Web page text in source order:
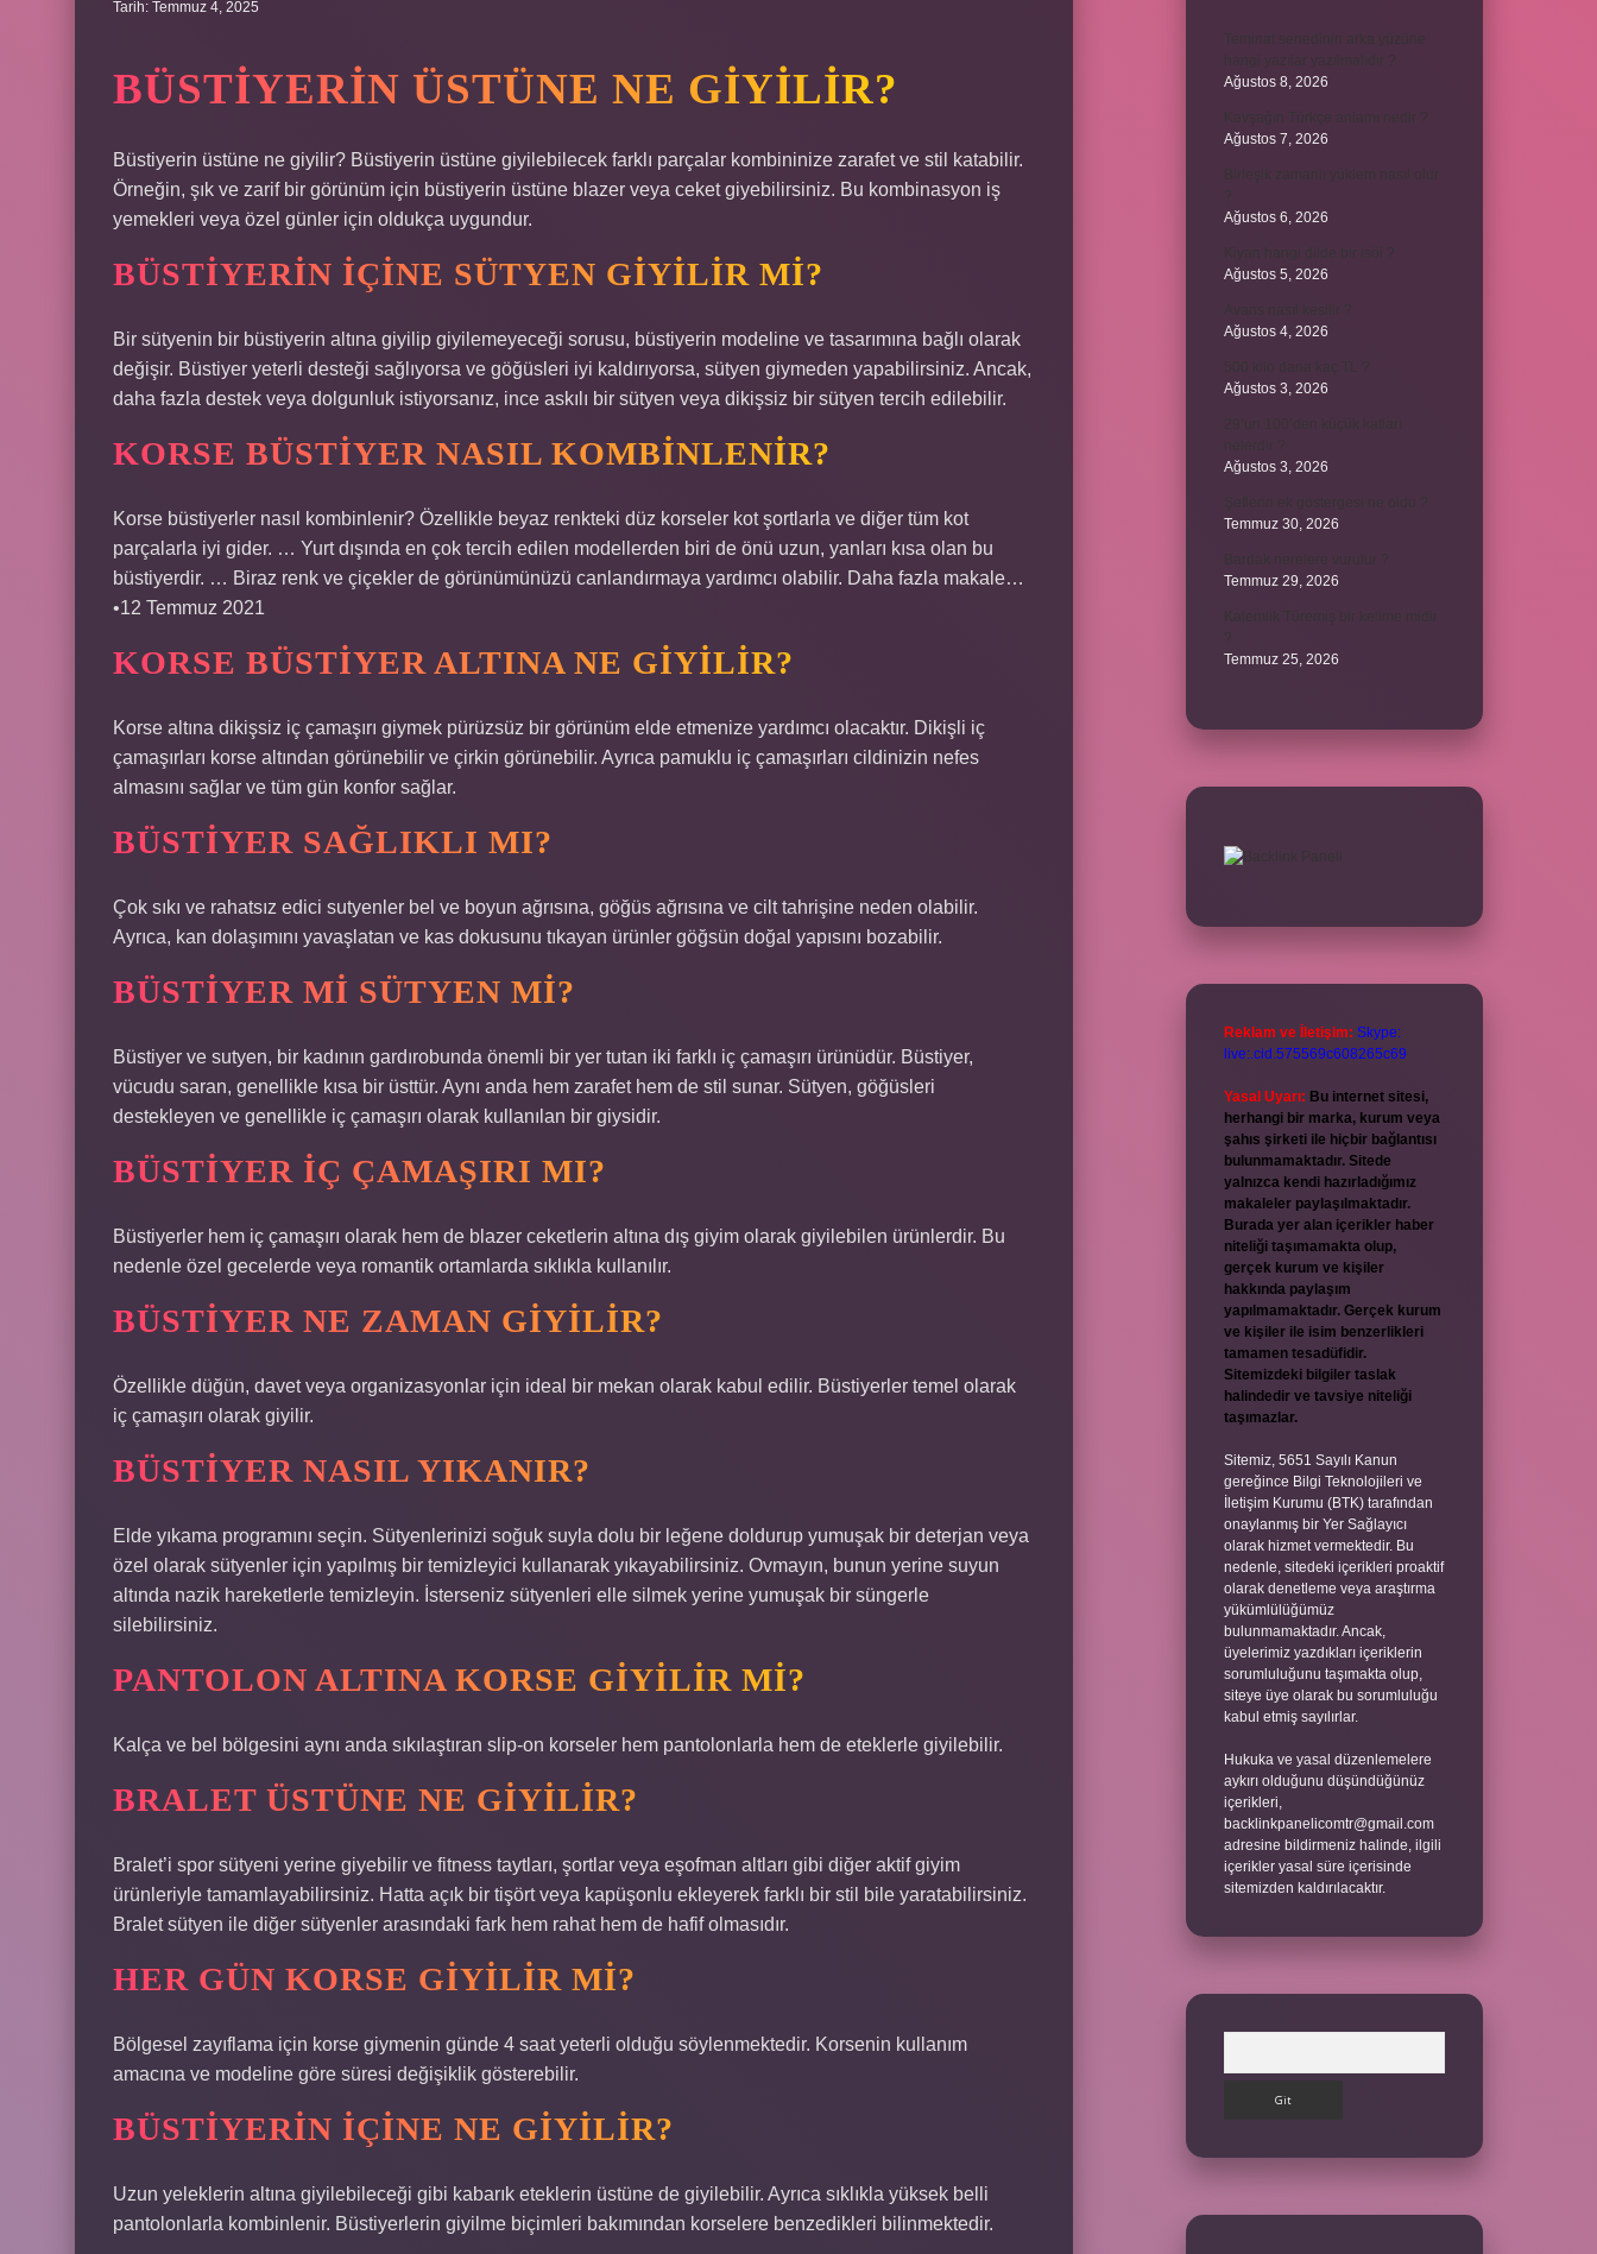
Tarih: Temmuz 4, 2025
BÜSTIYERIN ÜSTÜNE NE GIYILIR?
Büstiyerin üstüne ne giyilir? Büstiyerin üstüne giyilebilecek farklı parçalar kombininize zarafet ve stil katabilir.
Örneğin, şık ve zarif bir görünüm için büstiyerin üstüne blazer veya ceket giyebilirsiniz. Bu kombinasyon iş
yemekleri veya özel günler için oldukça uygundur.
BÜSTIYERIN IÇINE SÜTYEN GIYILIR MI?
Bir sütyenin bir büstiyerin altına giyilip giyilemeyeceği sorusu, büstiyerin modeline ve tasarımına bağlı olarak
değişir. Büstiyer yeterli desteği sağlıyorsa ve göğüsleri iyi kaldırıyorsa, sütyen giymeden yapabilirsiniz. Ancak,
daha fazla destek veya dolgunluk istiyorsanız, ince askılı bir sütyen veya dikişsiz bir sütyen tercih edilebilir.
KORSE BÜSTIYER NASIL KOMBINLENIR?
Korse büstiyerler nasıl kombinlenir? Özellikle beyaz renkteki düz korseler kot şortlarla ve diğer tüm kot
parçalarla iyi gider. … Yurt dışında en çok tercih edilen modellerden biri de önü uzun, yanları kısa olan bu
büstiyerdir. … Biraz renk ve çiçekler de görünümünüzü canlandırmaya yardımcı olabilir. Daha fazla makale…
•12 Temmuz 2021
KORSE BÜSTIYER ALTINA NE GIYILIR?
Korse altına dikişsiz iç çamaşırı giymek pürüzsüz bir görünüm elde etmenize yardımcı olacaktır. Dikişli iç
çamaşırları korse altından görünebilir ve çirkin görünebilir. Ayrıca pamuklu iç çamaşırları cildinizin nefes
almasını sağlar ve tüm gün konfor sağlar.
BÜSTIYER SAĞLIKLI MI?
Çok sıkı ve rahatsız edici sutyenler bel ve boyun ağrısına, göğüs ağrısına ve cilt tahrişine neden olabilir.
Ayrıca, kan dolaşımını yavaşlatan ve kas dokusunu tıkayan ürünler göğsün doğal yapısını bozabilir.
BÜSTIYER MI SÜTYEN MI?
Büstiyer ve sutyen, bir kadının gardırobunda önemli bir yer tutan iki farklı iç çamaşırı ürünüdür. Büstiyer,
vücudu saran, genellikle kısa bir üsttür. Aynı anda hem zarafet hem de stil sunar. Sütyen, göğüsleri
destekleyen ve genellikle iç çamaşırı olarak kullanılan bir giysidir.
BÜSTIYER IÇ ÇAMAŞIRI MI?
Büstiyerler hem iç çamaşırı olarak hem de blazer ceketlerin altına dış giyim olarak giyilebilen ürünlerdir. Bu
nedenle özel gecelerde veya romantik ortamlarda sıklıkla kullanılır.
BÜSTIYER NE ZAMAN GIYILIR?
Özellikle düğün, davet veya organizasyonlar için ideal bir mekan olarak kabul edilir. Büstiyerler temel olarak
iç çamaşırı olarak giyilir.
BÜSTIYER NASIL YIKANIR?
Elde yıkama programını seçin. Sütyenlerinizi soğuk suyla dolu bir leğene doldurup yumuşak bir deterjan veya
özel olarak sütyenler için yapılmış bir temizleyici kullanarak yıkayabilirsiniz. Ovmayın, bunun yerine suyun
altında nazik hareketlerle temizleyin. İsterseniz sütyenleri elle silmek yerine yumuşak bir süngerle
silebilirsiniz.
PANTOLON ALTINA KORSE GIYILIR MI?
Kalça ve bel bölgesini aynı anda sıkılaştıran slip-on korseler hem pantolonlarla hem de eteklerle giyilebilir.
BRALET ÜSTÜNE NE GIYILIR?
Bralet’i spor sütyeni yerine giyebilir ve fitness taytları, şortlar veya eşofman altları gibi diğer aktif giyim
ürünleriyle tamamlayabilirsiniz. Hatta açık bir tişört veya kapüşonlu ekleyerek farklı bir stil bile yaratabilirsiniz.
Bralet sütyen ile diğer sütyenler arasındaki fark hem rahat hem de hafif olmasıdır.
HER GÜN KORSE GIYILIR MI?
Bölgesel zayıflama için korse giymenin günde 4 saat yeterli olduğu söylenmektedir. Korsenin kullanım
amacına ve modeline göre süresi değişiklik gösterebilir.
BÜSTIYERIN IÇINE NE GIYILIR?
Uzun yeleklerin altına giyilebileceği gibi kabarık eteklerin üstüne de giyilebilir. Ayrıca sıklıkla yüksek belli
pantolonlarla kombinlenir. Büstiyerlerin giyilme biçimleri bakımından korselere benzedikleri bilinmektedir.
Teminat senedinin arka yüzüne
Ağustos 8, 2026
Ağustos 7, 2026
Ağustos 6, 2026
Kiyan hangi dilde bir isöi ?
Ağustos 5, 2026
Ağustos 4, 2026
Ağustos 3, 2026
Ağustos 3, 2026
Temmuz 30, 2026
Temmuz 29, 2026
Temmuz 25, 2026
Reklam ve İletişim: Skype:
live:.cid.575569c608265c69
Yasal Uyarı: Bu internet sitesi,
herhangi bir marka, kurum veya
şahıs şirketi ile hiçbir bağlantısı
bulunmamaktadır. Sitede
yalnızca kendi hazırladığımız
makaleler paylaşılmaktadır.
Burada yer alan içerikler haber
niteliği taşımamakta olup,
gerçek kurum ve kişiler
hakkında paylaşım
yapılmamaktadır. Gerçek kurum
ve kişiler ile isim benzerlikleri
tamamen tesadüfidir.
Sitemizdeki bilgiler taslak
halindedir ve tavsiye niteliği
taşımazlar.
Sitemiz, 5651 Sayılı Kanun
gereğince Bilgi Teknolojileri ve
İletişim Kurumu (BTK) tarafından
onaylanmış bir Yer Sağlayıcı
olarak hizmet vermektedir. Bu
nedenle, sitedeki içerikleri proaktif
olarak denetleme veya araştırma
yükümlülüğümüz
bulunmamaktadır. Ancak,
üyelerimiz yazdıkları içeriklerin
sorumluluğunu taşımakta olup,
siteye üye olarak bu sorumluluğu
kabul etmiş sayılırlar.
Hukuka ve yasal düzenlemelere
aykırı olduğunu düşündüğünüz
içerikleri,
backlinkpanelicomtr@gmail.com
adresine bildirmeniz halinde, ilgili
içerikler yasal süre içerisinde
sitemizden kaldırılacaktır.